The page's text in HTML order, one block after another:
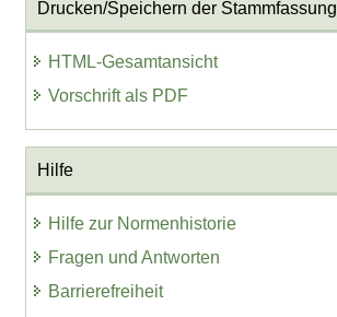
Drucken/Speichern der Stammfassung
HTML-Gesamtansicht
Vorschrift als PDF
Hilfe
Hilfe zur Normenhistorie
Fragen und Antworten
Barrierefreiheit